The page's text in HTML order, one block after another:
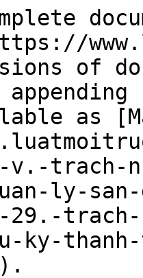
of
as
v.-trach-
ly-
29.-trach-
ky-